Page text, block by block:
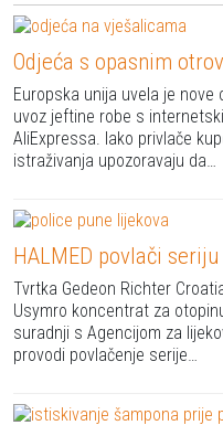
Odjeća s opasnim
Europska unija uvela je
uvoz jeftine robe s
AliExpressa. Iako privlače
istraživanja upozoravaju da…
HALMED povlači
Tvrtka Gedeon Richter
Usymro koncentrat za
suradnji s Agencijom za
provodi povlačenje serije…